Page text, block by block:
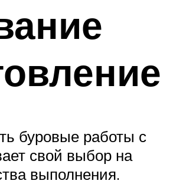
буровые работы с
свой выбор на
выполнения.